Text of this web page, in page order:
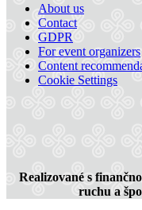
Thermalpark Dunajská
Dunajská Streda, 01
About us
Contact
GDPR
For event organizers
Content
Cookie Settings
Realizované s
ruchu a